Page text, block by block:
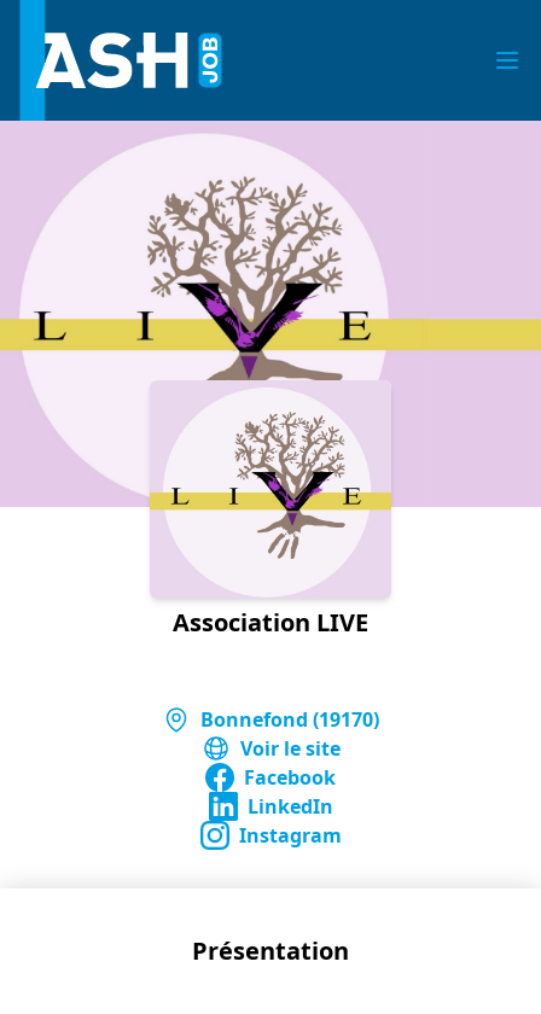
Association LIVE
Bonnefond (19170)
Voir le site
Facebook
LinkedIn
Instagram
Présentation